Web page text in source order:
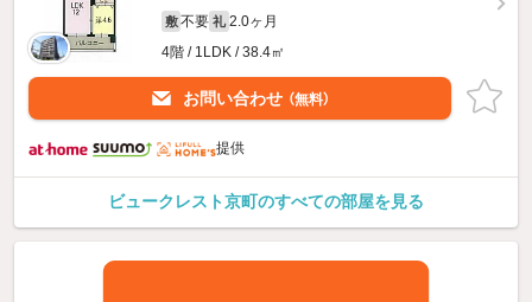
敷 不要 礼 2.0ヶ月
4階 / 1LDK / 38.4㎡
お問い合わせ （無料）
提供
ビュークレスト京町のすべての部屋を見る